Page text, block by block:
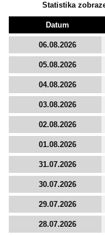
Statistika
Datum
06.08.2026
05.08.2026
04.08.2026
03.08.2026
02.08.2026
01.08.2026
31.07.2026
30.07.2026
29.07.2026
28.07.2026